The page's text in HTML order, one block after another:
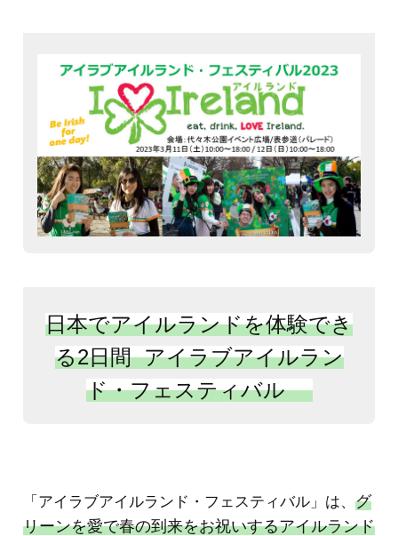
日本でアイルランドを体験でき
る2日間 アイラブアイルラン
ド・フェスティバル
「アイラブアイルランド・フェスティバル」は、 グ
リーンを愛で春の到来をお祝いするアイルランド